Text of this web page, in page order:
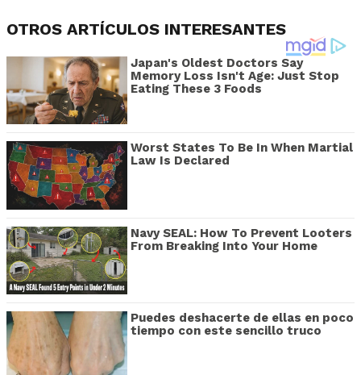
OTROS ARTÍCULOS INTERESANTES
Japan's Oldest Doctors Say
Memory Loss Isn't Age: Just Stop
Eating These 3 Foods
Worst States To Be In When Martial
Law Is Declared
Navy SEAL: How To Prevent Looters
From Breaking Into Your Home
Puedes deshacerte de ellas en poco
tiempo con este sencillo truco